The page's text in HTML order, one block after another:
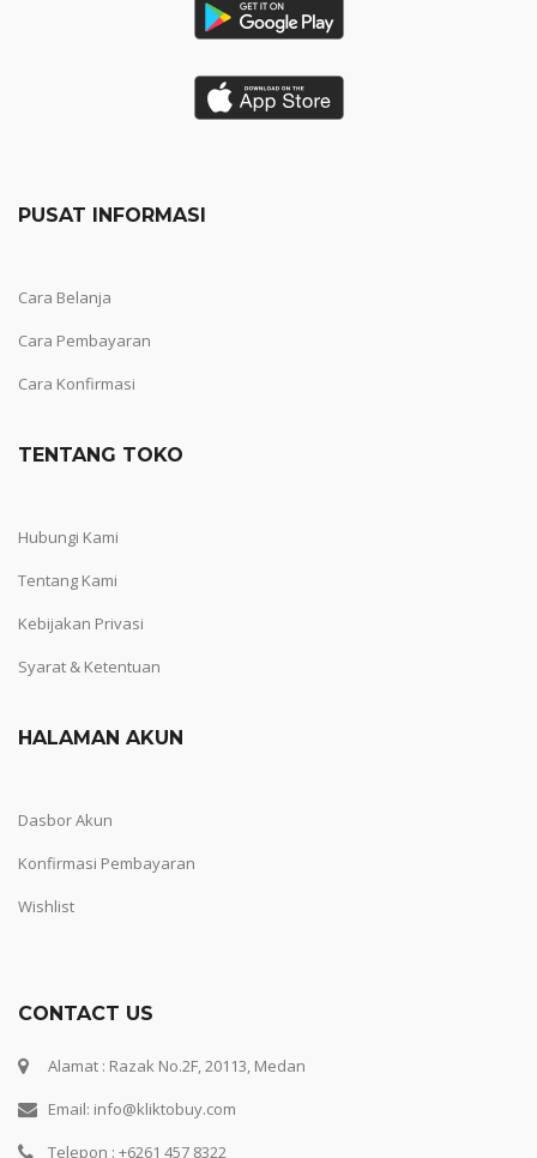
PUSAT INFORMASI
Cara Belanja
Cara Pembayaran
Cara Konfirmasi
TENTANG TOKO
Hubungi Kami
Tentang Kami
Kebijakan Privasi
Syarat & Ketentuan
HALAMAN AKUN
Dasbor Akun
Konfirmasi Pembayaran
Wishlist
CONTACT US
Alamat : Razak No.2F, 20113, Medan
Email: info@kliktobuy.com
Telepon : +6261 457 8322